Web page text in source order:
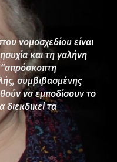
νομοσχεδίου είναι
και τη γαλήνη
συμβιβασμένης
να εμποδίσουν το
τα